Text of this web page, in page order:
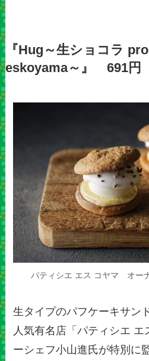
『Hug～生ショコラ
eskoyama～』 691円
パティシエ エス コヤマ オー
生タイプのパフケーキサン
人気有名店「パティシエ エ
ーシェフ小山進氏が特別に